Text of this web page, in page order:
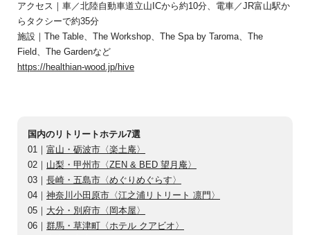
アクセス｜車／北陸自動車道立山ICから約10分、電車／JR富山駅か
らタクシーで約35分
施設｜The Table、The Workshop、The Spa by Taroma、The
Field、The Gardenなど
https://healthian-wood.jp/hive
国内のリトリートホテル7選
01｜ 富山・砺波市〈楽土庵〉
02｜ 山梨・甲州市〈ZEN & BED 望月庵〉
03｜ 長崎・五島市〈めぐりめぐらす〉
04｜ 神奈川小田原市〈江之浦リトリート 凛門〉
05｜ 大分・別府市〈岡本屋〉
06｜ 群馬・草津町〈ホテル クアビオ〉